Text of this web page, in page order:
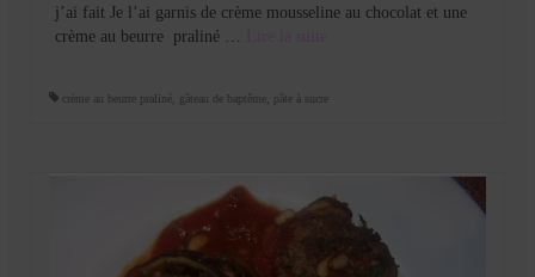
j’ai fait Je l’ai garnis de crème mousseline au chocolat et une
crème au beurre praliné …
crème au beurre praliné gâteau de baptême pâte à sucre